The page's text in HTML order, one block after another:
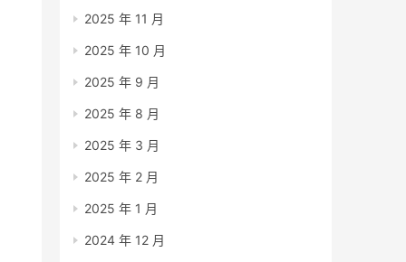
2025 年 11 月
2025 年 10 月
2025 年 9 月
2025 年 8 月
2025 年 3 月
2025 年 2 月
2025 年 1 月
2024 年 12 月